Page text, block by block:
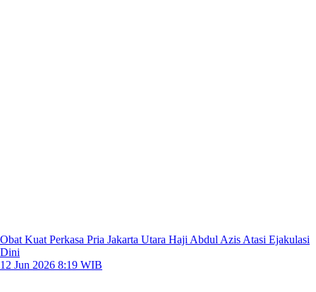
Obat Kuat Perkasa Pria Jakarta Utara Haji Abdul Azis Atasi Ejakulasi
Dini
12 Jun 2026 8:19 WIB